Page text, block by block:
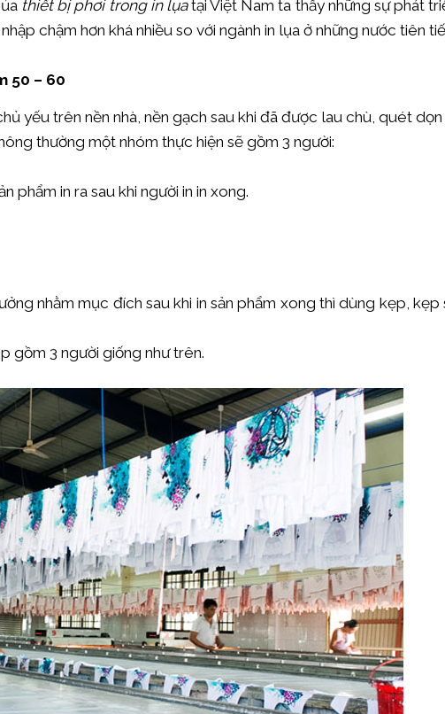
thiết bị phơi trong in lụatại Việt Nam ta thấy những sự phát
chậm hơn khá nhiều so với ngành in lụa ở những nước tiên
50 – 60
yếu trên nền nhà, nền gạch sau khi đã được lau chù, quét dọn
thường một nhóm thực hiện sẽ gồm 3 người:
phẩm in ra sau khi người in in xong.
nhằm mục đích sau khi in sản phẩm xong thì dùng kẹp,
gồm 3 người giống như trên.